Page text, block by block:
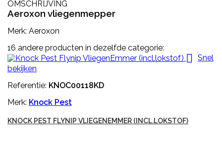
OMSCHRIJVING
Aeroxon vliegenmepper
Merk: Aeroxon
16 andere producten in dezelfde categorie:
 Snel
bekijken
Referentie: KNOC00118KD
Merk: Knock Pest
KNOCK PEST FLYNIP VLIEGENEMMER (INCL.LOKSTOF)